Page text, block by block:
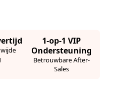
1-op-1 VIP
Ondersteuning
Betrouwbare After-
Sales